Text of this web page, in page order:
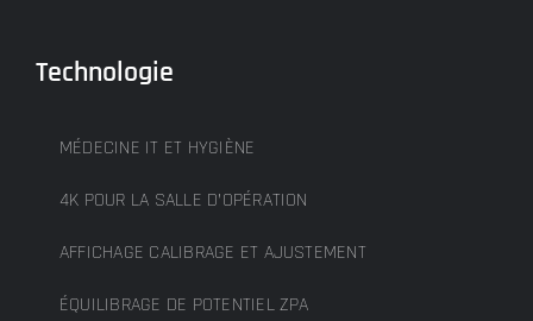
Technologie
MÉDECINE IT ET HYGIÈNE
4K POUR LA SALLE D’OPÉRATION
AFFICHAGE CALIBRAGE ET AJUSTEMENT
ÉQUILIBRAGE DE POTENTIEL ZPA